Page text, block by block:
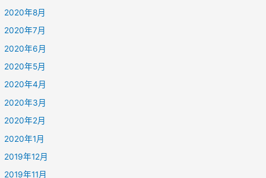
2020年8月
2020年7月
2020年6月
2020年5月
2020年4月
2020年3月
2020年2月
2020年1月
2019年12月
2019年11月